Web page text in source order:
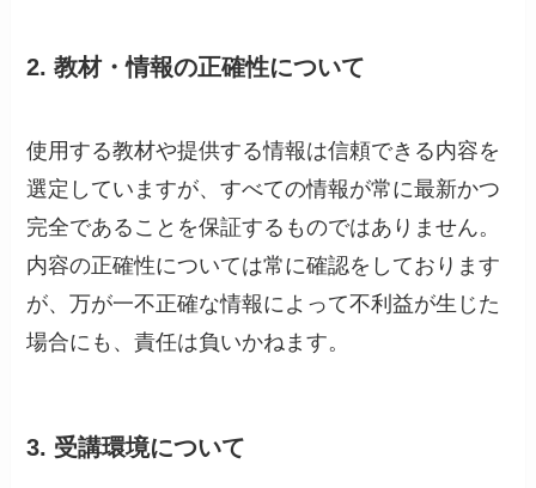
2. 教材・情報の正確性について
使用する教材や提供する情報は信頼できる内容を
選定していますが、すべての情報が常に最新かつ
完全であることを保証するものではありません。
内容の正確性については常に確認をしております
が、万が一不正確な情報によって不利益が生じた
場合にも、責任は負いかねます。
3. 受講環境について